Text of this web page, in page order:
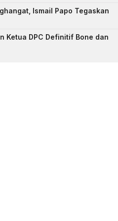
Ismail Papo Tegaskan
Ketua DPC Definitif Bone dan